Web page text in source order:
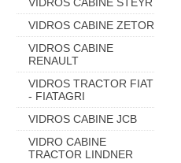
VIDROS CABINE ZETOR
VIDROS CABINE
RENAULT
VIDROS TRACTOR FIAT
- FIATAGRI
VIDROS CABINE JCB
VIDRO CABINE
TRACTOR LINDNER